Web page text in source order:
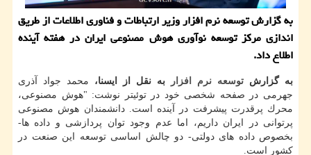
به گزارش توسعه نرم افزار وزیر ارتباطات و فناوری اطلاعات از طریق
اندازی مركز توسعه نوآوری هوش مصنوعی ایران در هفته آینده
اطلاع داد.
به گزارش توسعه نرم افزار به نقل از ایسنا، محمد جواد آذری
جهرمی در صفحه شخصی خود در توئیتر نوشت: "هوش مصنوعی،
محرك پرقدرت پیشرفت در آینده است. دانشمندان هوش مصنوعی
پرتوانی در ایران داریم، اما عدم وجود توان پردازشی و داده ها-
بخصوص داده های دولتی- دو چالش اساسی توسعه این صنعت در
كشور است.